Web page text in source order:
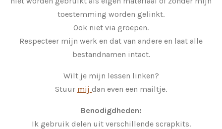
toestemming worden gelinkt.
Ook niet via groepen.
Respecteer mijn werk en dat van andere en laat alle
bestandnamen intact.
Wilt je mijn lessen linken?
Stuur mij dan even een mailtje.
Benodigdheden:
Ik gebruik delen uit verschillende scrapkits.